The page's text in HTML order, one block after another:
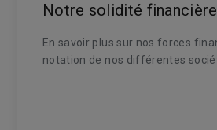
Notre solidité financière
En savoir plus sur nos forces
notation de nos différentes